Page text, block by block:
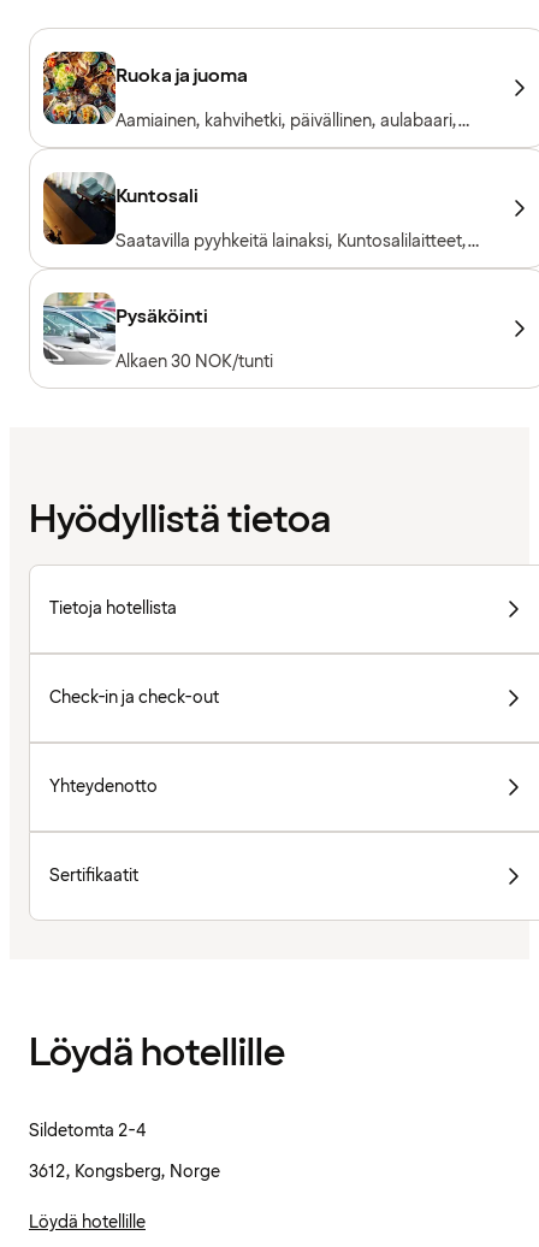
Ruoka ja juoma
Aamiainen, kahvihetki, päivällinen, aulabaari,
ravintola & baari
Kuntosali
Saatavilla pyyhkeitä lainaksi, Kuntosalilaitteet,
Kardiolaitteet, Vapaapainot
Pysäköinti
Alkaen 30 NOK/tunti
Hyödyllistä tietoa
Tietoja hotellista
Check-in ja check-out
Yhteydenotto
Sertifikaatit
Löydä hotellille
Sildetomta 2-4
3612, Kongsberg, Norge
Löydä hotellille